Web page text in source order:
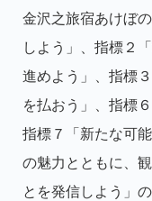
金沢之旅宿あけぼ
しよう」、指標２
進めよう」、指標
を払おう」、指標
指標７「新たな可
の魅力とともに、
とを発信しよう」